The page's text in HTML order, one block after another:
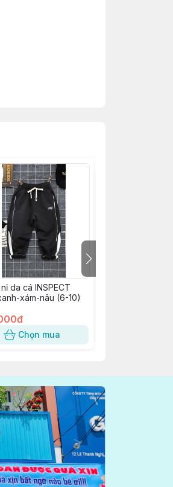
da cá INSPECT
xám-nâu (6-10)
Chọn mua